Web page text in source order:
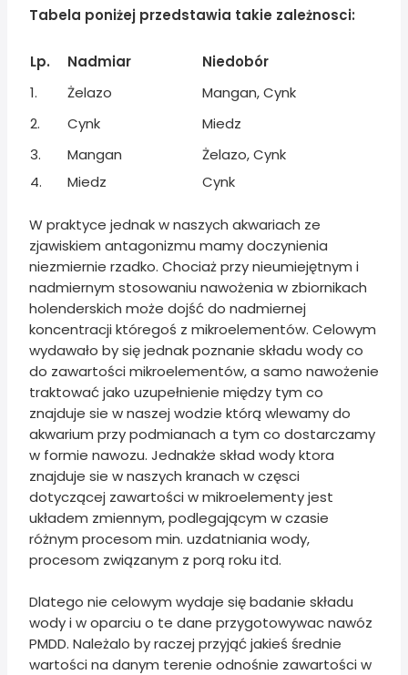
Tabela poniżej przedstawia takie zależnosci:
Lp. Nadmiar
Niedobór
1.
Żelazo
Mangan, Cynk
2.
Cynk
Miedz
3.
Mangan
Żelazo, Cynk
4.
Miedz Cynk
W praktyce jednak w naszych akwariach ze
zjawiskiem antagonizmu mamy doczynienia
niezmiernie rzadko. Chociaż przy nieumiejętnym i
nadmiernym stosowaniu nawożenia w zbiornikach
holenderskich może dojść do nadmiernej
koncentracji któregoś z mikroelementów. Celowym
wydawało by się jednak poznanie składu wody co
do zawartości mikroelementów, a samo nawożenie
traktować jako uzupełnienie między tym co
znajduje sie w naszej wodzie którą wlewamy do
akwarium przy podmianach a tym co dostarczamy
w formie nawozu. Jednakże skład wody ktora
znajduje sie w naszych kranach w częsci
dotyczącej zawartości w mikroelementy jest
układem zmiennym, podlegającym w czasie
różnym procesom min. uzdatniania wody,
procesom związanym z porą roku itd.
Dlatego nie celowym wydaje się badanie składu
wody i w oparciu o te dane przygotowywac nawóz
PMDD. Należalo by raczej przyjąć jakieś średnie
wartości na danym terenie odnośnie zawartości w